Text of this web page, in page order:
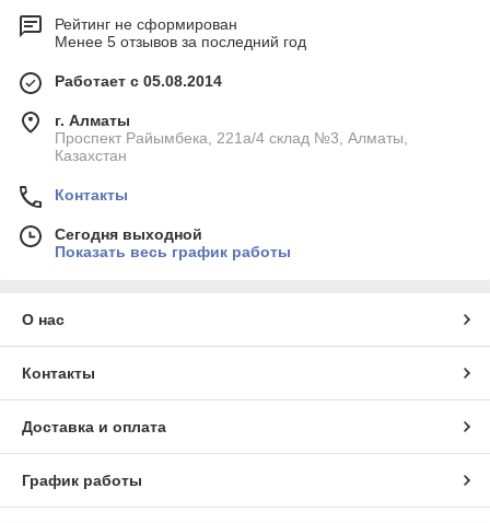
Рейтинг не сформирован
Менее 5 отзывов за последний год
Работает с 05.08.2014
г. Алматы
Проспект Райымбека, 221а/4 склад №3, Алматы,
Казахстан
Контакты
Сегодня выходной
Показать весь график работы
О нас
Контакты
Доставка и оплата
График работы